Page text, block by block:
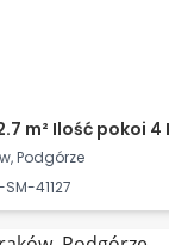
m² Ilość pokoi 4
Podgórze
41127